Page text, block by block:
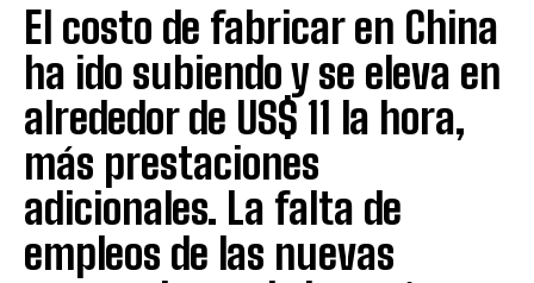
El costo de fabricar en China
ha ido subiendo y se eleva en
alrededor de US$ 11 la hora,
más prestaciones
adicionales. La falta de
empleos de las nuevas